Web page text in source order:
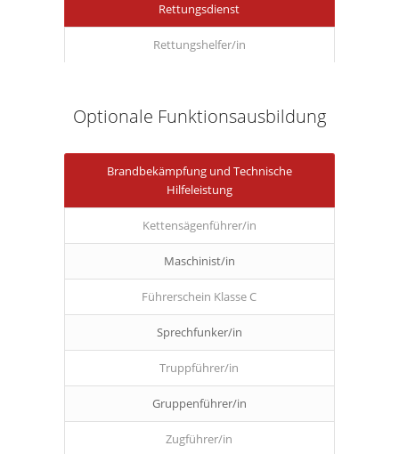
Rettungsdienst
Rettungshelfer/in
Optionale Funktionsausbildung
Brandbekämpfung und Technische
Hilfeleistung
Kettensägenführer/in
Maschinist/in
Führerschein Klasse C
Sprechfunker/in
Truppführer/in
Gruppenführer/in
Zugführer/in